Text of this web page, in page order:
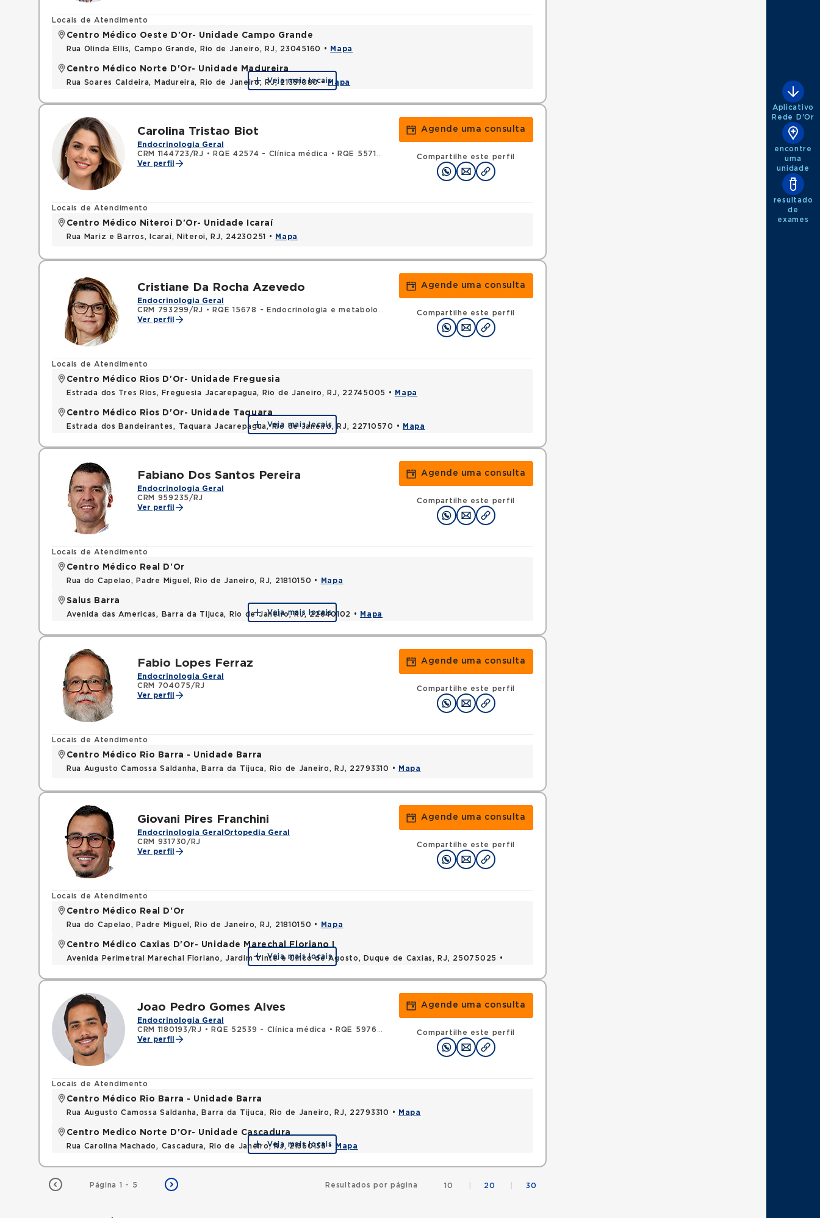
Locais de Atendimento
Centro Médico Oeste D'Or- Unidade Campo Grande
Rua Olinda Ellis, Campo Grande, Rio de Janeiro, RJ, 23045160 • Mapa
Centro Médico Norte D'Or- Unidade Madureira
Rua Soares Caldeira, Madureira, Rio de Janeiro, RJ, 21351080 •Mapa
Veja mais locais
Carolina Tristao Biot
Endocrinologia Geral
CRM 1144723/RJ • RQE 42574 - Clínica médica •
RQE 55717 - Endocrinologia e metabologia
Ver perfil
Agende uma consulta
Compartilhe este perfil
Locais de Atendimento
Centro Médico Niteroi D'Or- Unidade Icaraí
Rua Mariz e Barros, Icarai, Niteroi, RJ, 24230251 • Mapa
Cristiane Da Rocha Azevedo
Endocrinologia Geral
CRM 793299/RJ •
RQE 15678 - Endocrinologia e metabologia
Ver perfil
Agende uma consulta
Compartilhe este perfil
Locais de Atendimento
Centro Médico Rios D'Or- Unidade Freguesia
Estrada dos Tres Rios, Freguesia Jacarepagua, Rio de Janeiro, RJ, 22745005 • Mapa
Centro Médico Rios D'Or- Unidade Taquara
Estrada dos Bandeirantes, Taquara Jacarepagua, Rio de Janeiro, RJ, 22710570 • Mapa
Veja mais locais
Fabiano Dos Santos Pereira
Endocrinologia Geral
CRM 959235/RJ
Ver perfil
Agende uma consulta
Compartilhe este perfil
Locais de Atendimento
Centro Médico Real D'Or
Rua do Capelao, Padre Miguel, Rio de Janeiro, RJ, 21810150 • Mapa
Salus Barra
Avenida das Americas, Barra da Tijuca, Rio de Janeiro, RJ, 22640102 • Mapa
Veja mais locais
Fabio Lopes Ferraz
Endocrinologia Geral
CRM 704075/RJ
Ver perfil
Agende uma consulta
Compartilhe este perfil
Locais de Atendimento
Centro Médico Rio Barra - Unidade Barra
Rua Augusto Camossa Saldanha, Barra da Tijuca, Rio de Janeiro, RJ, 22793310 • Mapa
Giovani Pires Franchini
Endocrinologia Geral Ortopedia Geral
CRM 931730/RJ
Ver perfil
Agende uma consulta
Compartilhe este perfil
Locais de Atendimento
Centro Médico Real D'Or
Rua do Capelao, Padre Miguel, Rio de Janeiro, RJ, 21810150 • Mapa
Centro Médico Caxias D'Or- Unidade Marechal Floriano I
Avenida Perimetral Marechal Floriano, Jardim Vinte e Cinco de Agosto, Duque de Caxias, RJ, 25075025 •
Veja mais locais
Joao Pedro Gomes Alves
Endocrinologia Geral
CRM 1180193/RJ • RQE 52539 - Clínica médica •
RQE 59765 - Endocrinologia e metabologia
Ver perfil
Agende uma consulta
Compartilhe este perfil
Locais de Atendimento
Centro Médico Rio Barra - Unidade Barra
Rua Augusto Camossa Saldanha, Barra da Tijuca, Rio de Janeiro, RJ, 22793310 • Mapa
Centro Medico Norte D'Or- Unidade Cascadura
Rua Carolina Machado, Cascadura, Rio de Janeiro, RJ, 21350135 • Mapa
Veja mais locais
Página 1 - 5 Resultados por página 10 20 30
Aplicativo
Rede D'Or
encontre
uma
unidade
resultado
de
exames